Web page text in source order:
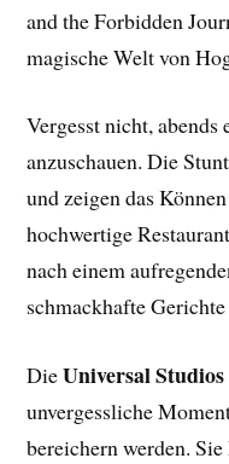
and the Forbidden
magische Welt von
Vergesst nicht, abends
anzuschauen. Die
und zeigen das
hochwertige
nach einem
schmackhafte
DieUniversal
unvergessliche
bereichern werden.